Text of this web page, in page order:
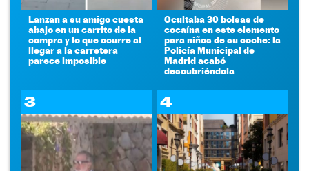
Lanzan a su amigo cuesta
abajo en un carrito de la
compra y lo que ocurre al
llegar a la carretera
parece imposible
Ocultaba 30 bolsas de
cocaína en este elemento
para niños de su coche: la
Policía Municipal de
Madrid acabó
descubriéndola
3 4